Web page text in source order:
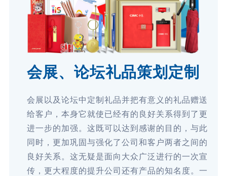
会展、论坛礼品策划定制
会展以及论坛中定制礼品并把有意义的礼品赠送
给客户，本身它就使已经有的良好关系得到了更
进一步的加强。这既可以达到感谢的目的，与此
同时，更加巩固与强化了公司和客户两者之间的
良好关系。这无疑是面向大众广泛进行的一次宣
传，更大程度的提升公司还有产品的知名度。一